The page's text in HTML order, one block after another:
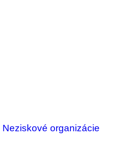
Neziskové organizácie